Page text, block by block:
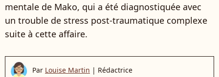
mentale de Mako, qui a été diagnostiquée avec
un trouble de stress post-traumatique complexe
suite à cette affaire.
Par Louise Martin | Rédactrice